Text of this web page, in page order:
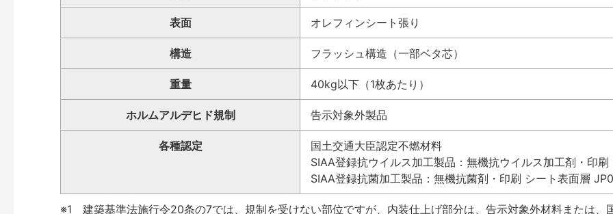
表面 オレフィンシート張り
構造 フラッシュ構造（一部ベタ芯）
重量 40kg以下（1枚あたり）
ホルムアルデヒド規制 告示対象外製品
各種認定
国土交通大臣認定不燃材料
SIAA登録抗ウイルス加工製品：無機抗ウイルス加工剤・印
SIAA登録抗菌加工製品：無機抗菌剤・印刷 シート表面層
※1 建築基準法施行令20条の7では、規制を受けない部位ですが、内装仕上げ部分は、告示対象外材料また